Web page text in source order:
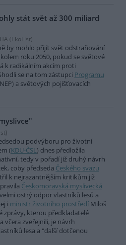
stát svět až 300 miliard
(EkoList)
by mohlo přijít svět odstraňování
roku 2050, pokud se světové
k radikálním akcím proti
se na tom zástupci Programu
a světových pojišťovacích
podvýboru pro životní
(KDU-ČSL) dnes předložila
tedy v pořadí již druhý návrh
coby předseda Českého svazu
k nejrazantnějším kritikům již
Českomoravská myslivecká
ostrý odpor vlastníků lesů a
i ministr životního prostředí Miloš
zprávy, kterou předkladatelé
včera zveřejnili, je návrh
lesa a "další dotčenou